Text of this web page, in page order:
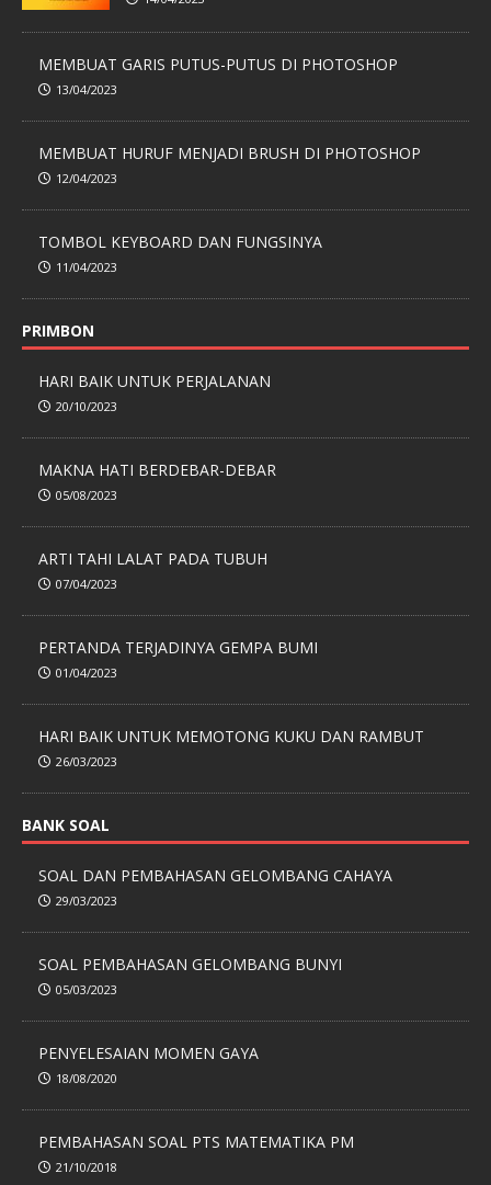
MEMBUAT GARIS PUTUS-PUTUS DI PHOTOSHOP
13/04/2023
MEMBUAT HURUF MENJADI BRUSH DI PHOTOSHOP
12/04/2023
TOMBOL KEYBOARD DAN FUNGSINYA
11/04/2023
PRIMBON
HARI BAIK UNTUK PERJALANAN
20/10/2023
MAKNA HATI BERDEBAR-DEBAR
05/08/2023
ARTI TAHI LALAT PADA TUBUH
07/04/2023
PERTANDA TERJADINYA GEMPA BUMI
01/04/2023
HARI BAIK UNTUK MEMOTONG KUKU DAN RAMBUT
26/03/2023
BANK SOAL
SOAL DAN PEMBAHASAN GELOMBANG CAHAYA
29/03/2023
SOAL PEMBAHASAN GELOMBANG BUNYI
05/03/2023
PENYELESAIAN MOMEN GAYA
18/08/2020
PEMBAHASAN SOAL PTS MATEMATIKA PM
21/10/2018